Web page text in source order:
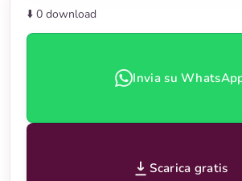
⬇️ 0 download
Invia su
Scarica gratis